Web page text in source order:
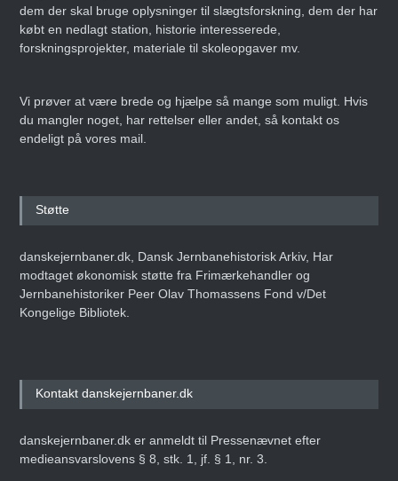
dem der skal bruge oplysninger til slægtsforskning, dem der har
købt en nedlagt station, historie interesserede,
forskningsprojekter, materiale til skoleopgaver mv.
Vi prøver at være brede og hjælpe så mange som muligt. Hvis
du mangler noget, har rettelser eller andet, så kontakt os
endeligt på vores mail.
Støtte
danskejernbaner.dk, Dansk Jernbanehistorisk Arkiv, Har
modtaget økonomisk støtte fra Frimærkehandler og
Jernbanehistoriker Peer Olav Thomassens Fond v/Det
Kongelige Bibliotek.
Kontakt danskejernbaner.dk
danskejernbaner.dk er anmeldt til Pressenævnet efter
medieansvarslovens § 8, stk. 1, jf. § 1, nr. 3.